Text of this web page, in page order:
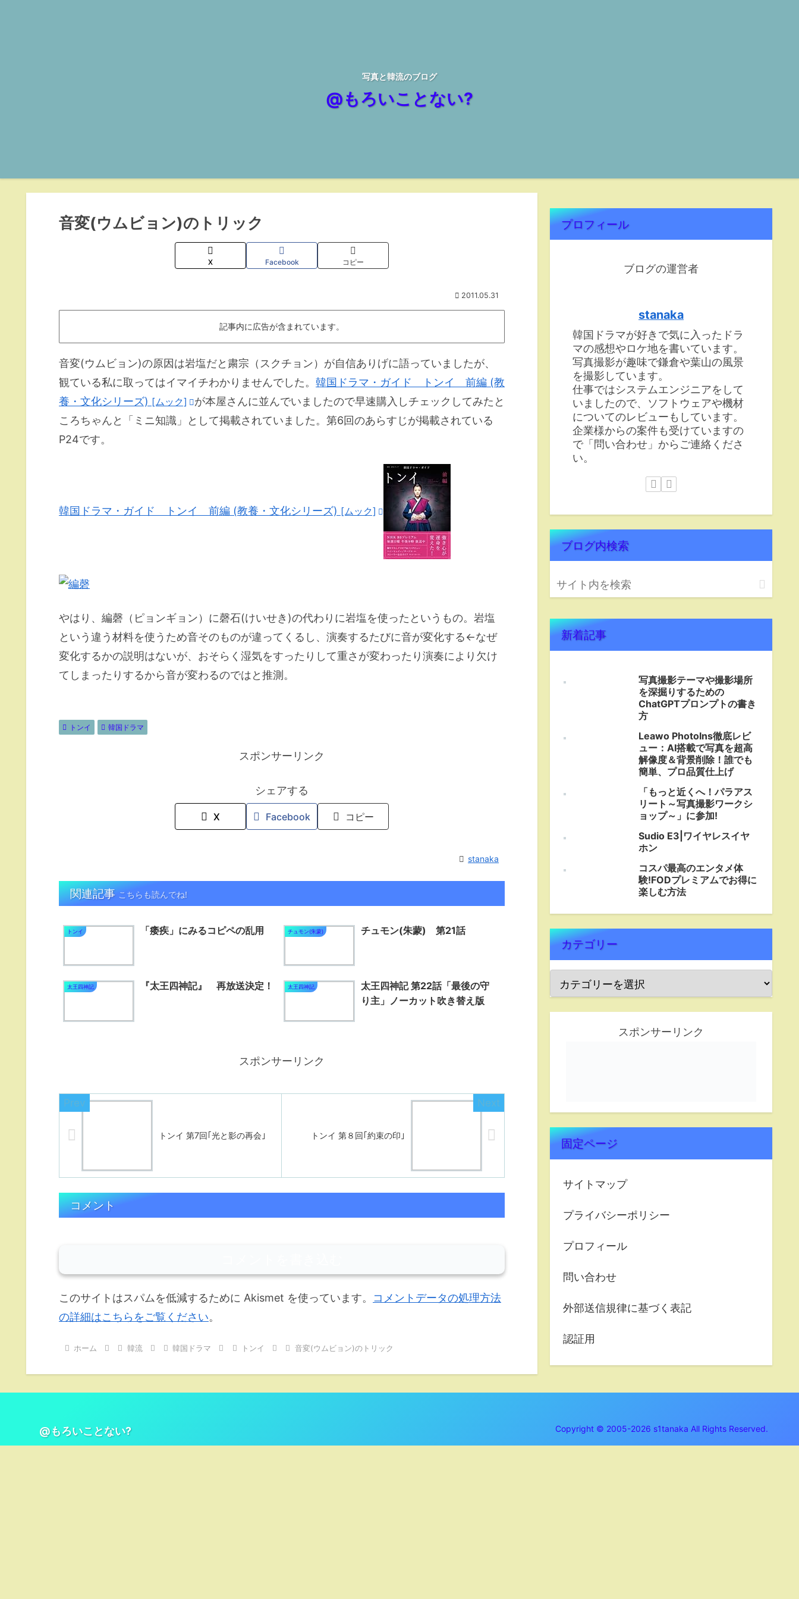
写真と韓流のブログ
@もろいことない?
音変(ウムビョン)のトリック
X Facebook コピー
2011.05.31
記事内に広告が含まれています。
音変(ウムビョン)の原因は岩塩だと粛宗（スクチョン）が自信ありげに語っていましたが、
観ている私に取ってはイマイチわかりませんでした。 韓国ドラマ・ガイド トンイ 前編 (教
養・文化シリーズ) [ムック]
が本屋さんに並んでいましたので早速購入しチェックしてみたと
ころちゃんと「ミニ知識」として掲載されていました。第6回のあらすじが掲載されている
P24です。
韓国ドラマ・ガイド トンイ 前編 (教養・文化シリーズ) [ムック]
やはり、編磬（ピョンギョン）に磬石(けいせき)の代わりに岩塩を使ったというもの。岩塩
という違う材料を使うため音そのものが違ってくるし、演奏するたびに音が変化する←なぜ
変化するかの説明はないが、おそらく湿気をすったりして重さが変わったり演奏により欠け
てしまったりするから音が変わるのではと推測。
トンイ 韓国ドラマ
スポンサーリンク
シェアする
X Facebook コピー
stanaka
関連記事こちらも読んでね!
トンイ 「痿疾」にみるコピペの乱用 チュモン(朱蒙) チュモン(朱蒙) 第21話
太王四神記 『太王四神記』 再放送決定！ 太王四神記
太王四神記 第22話「最後の守
り主」ノーカット吹き替え版
スポンサーリンク
トンイ 第7回｢光と影の再会｣ トンイ 第８回｢約束の印｣
コメント
このサイトはスパムを低減するために Akismet を使っています。 コメントデータの処理方法
の詳細はこちらをご覧ください。
ホーム 韓流 韓国ドラマ トンイ 音変(ウムビョン)のトリック
プロフィール
ブログの運営者
stanaka
韓国ドラマが好きで気に入ったドラ
マの感想やロケ地を書いています。
写真撮影が趣味で鎌倉や葉山の風景
を撮影しています。
仕事ではシステムエンジニアをして
いましたので、ソフトウェアや機材
についてのレビューもしています。
企業様からの案件も受けていますの
で「問い合わせ」からご連絡くださ
い。
ブログ内検索
新着記事
写真撮影テーマや撮影場所
を深掘りするための
ChatGPTプロンプトの書き
方
Leawo PhotoIns徹底レビ
ュー：AI搭載で写真を超高
解像度＆背景削除！誰でも
簡単、プロ品質仕上げ
「もっと近くへ！パラアス
リート～写真撮影ワークシ
ョップ～」に参加!
Sudio E3|ワイヤレスイヤ
ホン
コスパ最高のエンタメ体
験!FODプレミアムでお得に
楽しむ方法
カテゴリー
スポンサーリンク
固定ページ
サイトマップ
プライバシーポリシー
プロフィール
問い合わせ
外部送信規律に基づく表記
認証用
@もろいことない? Copyright © 2005-2026 s1tanaka All Rights Reserved.